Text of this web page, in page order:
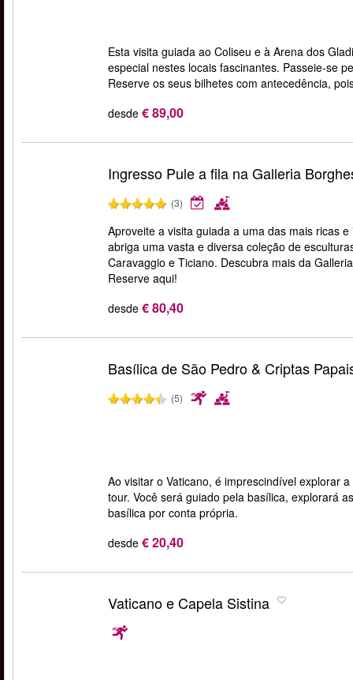
Esta visita guiada ao Coliseu e à Arena dos
especial nestes locais fascinantes. Passeie-se
Reserve os seus bilhetes com antecedência,
desde € 89,00
Ingresso Pule a fila na Galleria
(3)
Aproveite a visita guiada a uma das mais ricas
abriga uma vasta e diversa coleção de
Caravaggio e Ticiano. Descubra mais da
Reserve aqui!
desde € 80,40
Basílica de São Pedro & Criptas
(5)
Ao visitar o Vaticano, é imprescindível explorar
tour. Você será guiado pela basílica, explorará
basílica por conta própria.
desde € 20,40
Vaticano e Capela Sistina